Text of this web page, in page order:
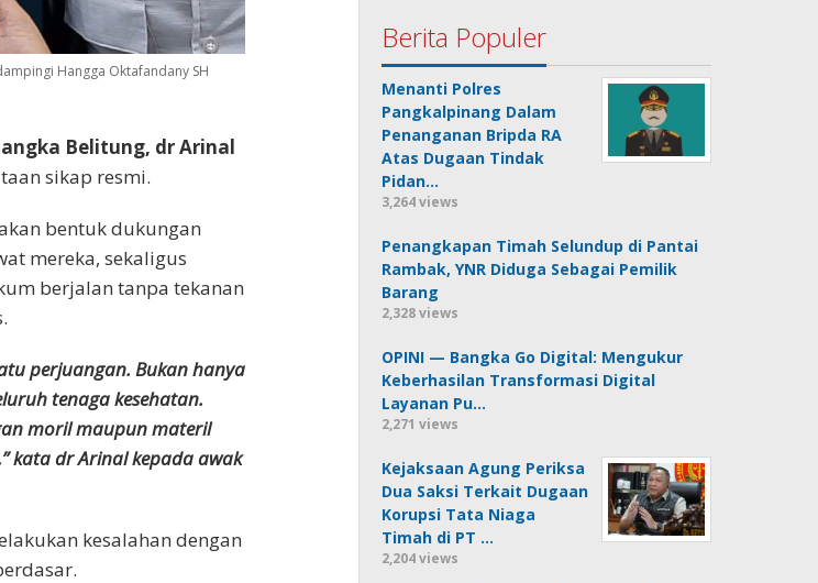
Hangga Oktafandany SH
Belitung, dr Arinal
sikap resmi.
bentuk dukungan
mereka, sekaligus
berjalan tanpa tekanan
perjuangan. Bukan hanya
tenaga kesehatan.
moril maupun materil
kata dr Arinal kepada awak
kesalahan dengan
Berita Populer
Menanti Polres
Pangkalpinang Dalam
Penanganan Bripda RA
Atas Dugaan Tindak
Pidan…
3,264 views
Penangkapan Timah Selundup di Pantai
Rambak, YNR Diduga Sebagai Pemilik
Barang
2,328 views
OPINI — Bangka Go Digital: Mengukur
Keberhasilan Transformasi Digital
Layanan Pu…
2,271 views
Kejaksaan Agung Periksa
Dua Saksi Terkait Dugaan
Korupsi Tata Niaga
Timah di PT …
2,204 views